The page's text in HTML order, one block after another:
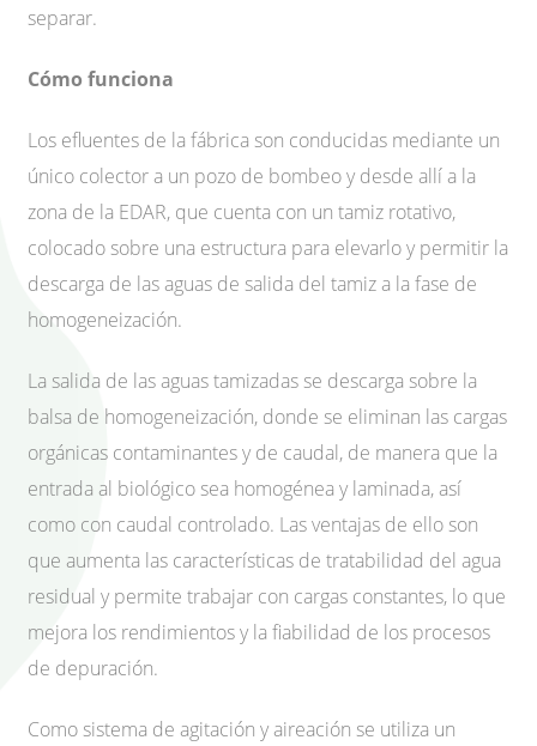
separar.
Cómo funciona
Los efluentes de la fábrica son conducidas mediante un
único colector a un pozo de bombeo y desde allí a la
zona de la EDAR, que cuenta con un tamiz rotativo,
colocado sobre una estructura para elevarlo y permitir la
descarga de las aguas de salida del tamiz a la fase de
homogeneización.
La salida de las aguas tamizadas se descarga sobre la
balsa de homogeneización, donde se eliminan las cargas
orgánicas contaminantes y de caudal, de manera que la
entrada al biológico sea homogénea y laminada, así
como con caudal controlado. Las ventajas de ello son
que aumenta las características de tratabilidad del agua
residual y permite trabajar con cargas constantes, lo que
mejora los rendimientos y la fiabilidad de los procesos
de depuración.
Como sistema de agitación y aireación se utiliza un